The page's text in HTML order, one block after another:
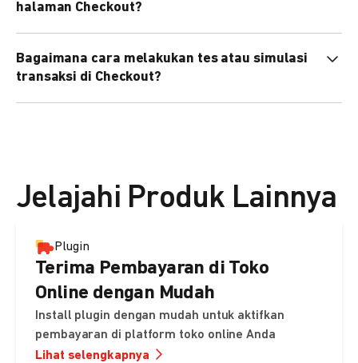
halaman Checkout?
preferensi bahasa, dan urutan metode pembayaran sesuai
kebutuhan brand Anda.
Bagaimana cara melakukan tes atau simulasi
transaksi di Checkout?
Jelajahi Produk Lainnya
Plugin
Terima Pembayaran di Toko
Online dengan Mudah
Install plugin dengan mudah untuk aktifkan
pembayaran di platform toko online Anda
Lihat selengkapnya